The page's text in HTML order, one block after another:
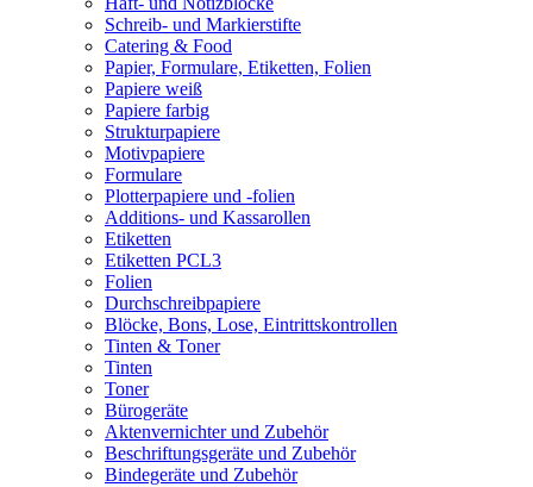
Schreib- und Markierstifte
Catering & Food
Papier, Formulare, Etiketten, Folien
Papiere weiß
Papiere farbig
Strukturpapiere
Motivpapiere
Formulare
Plotterpapiere und -folien
Additions- und Kassarollen
Etiketten
Etiketten PCL3
Folien
Durchschreibpapiere
Blöcke, Bons, Lose, Eintrittskontrollen
Tinten & Toner
Tinten
Toner
Bürogeräte
Aktenvernichter und Zubehör
Beschriftungsgeräte und Zubehör
Bindegeräte und Zubehör